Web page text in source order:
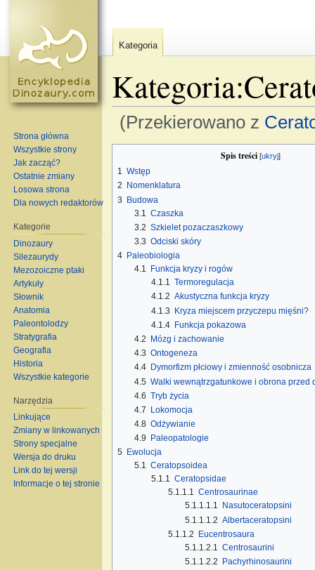
(Przekierowano z
Spis treści [ukryj]
1 Wstęp
2
Nomenklatura
3 Budowa
3.1
Czaszka
3.2 Szkielet pozaczaszkowy
3.3 Odciski skóry
4 Paleobiologia
4.1
Funkcja kryzy i rogów
4.1.1 Termoregulacja
4.1.2 Akustyczna funkcja kryzy
4.1.3 Kryza miejscem przyczepu mięśni?
4.1.4 Funkcja pokazowa
4.2
Mózg i zachowanie
4.3 Ontogeneza
4.4 Dymorfizm płciowy i zmienność osobnicza
4.5 Walki wewnątrzgatunkowe i obrona przed
4.6 Tryb życia
4.7 Lokomocja
4.8 Odżywianie
4.9
Paleopatologie
5 Ewolucja
5.1 Ceratopsoidea
5.1.1 Ceratopsidae
5.1.1.1 Centrosaurinae
5.1.1.1.1
Nasutoceratopsini
5.1.1.1.2 Albertaceratopsini
5.1.1.2 Eucentrosaura
5.1.1.2.1 Centrosaurini
5.1.1.2.2
Pachyrhinosaurini
Kategoria
Strona główna
Wszystkie strony
Jak zacząć?
Ostatnie zmiany
Losowa strona
Dla nowych redaktorów
Kategorie
Dinozaury
Silezaurydy
Mezozoiczne ptaki
Artykuły
Słownik
Anatomia
Paleontolodzy
Stratygrafia
Geografia
Historia
Wszystkie kategorie
Narzędzia
Linkujące
Zmiany w linkowanych
Strony specjalne
Wersja do druku
Link do tej wersji
Informacje o tej stronie